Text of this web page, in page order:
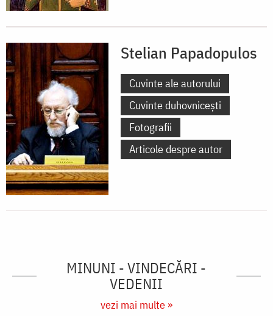
Stelian Papadopulos
Cuvinte ale autorului
Cuvinte duhovnicești
Fotografii
Articole despre autor
MINUNI - VINDECĂRI -
VEDENII
vezi mai multe »